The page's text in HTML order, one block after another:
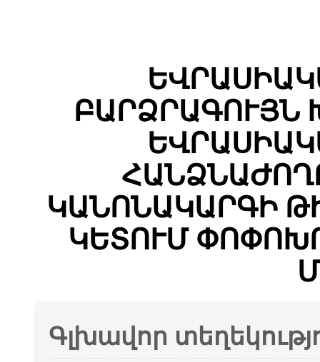
ԲԱՐՁՐԱԳՈՒՅՆ
ԿԱՆՈՆԱԿԱՐԳԻ
ԿԵՏՈՒՄ
Գլխավոր